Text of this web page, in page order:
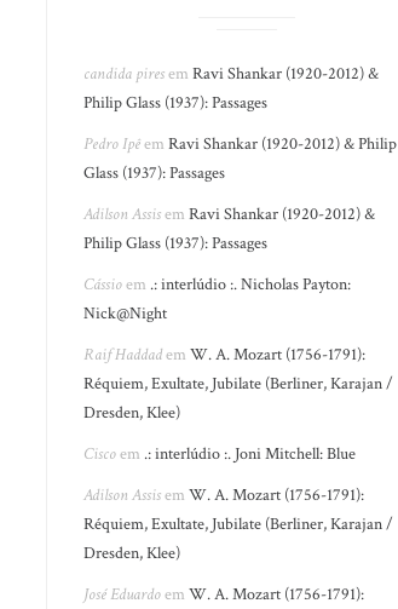
candida piresemRavi Shankar (1920-2012) &
Philip Glass (1937): Passages
Pedro IpêemRavi Shankar (1920-2012) & Philip
Glass (1937): Passages
Adilson AssisemRavi Shankar (1920-2012) &
Philip Glass (1937): Passages
Cássioem .: interlúdio :. Nicholas Payton:
Nick@Night
Raif HaddademW. A. Mozart (1756-1791):
Réquiem, Exultate, Jubilate (Berliner, Karajan /
Dresden, Klee)
Ciscoem .: interlúdio :. Joni Mitchell: Blue
Adilson AssisemW. A. Mozart (1756-1791):
Réquiem, Exultate, Jubilate (Berliner, Karajan /
Dresden, Klee)
José EduardoemW. A. Mozart (1756-1791):